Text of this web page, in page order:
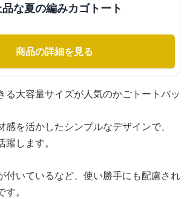
な夏の編みカゴトート
商品の詳細を見る
る大容量サイズが人気のかごトートバッ
を活かしたシンプルなデザインで、
します。
付いているなど、使い勝手にも配慮され
。